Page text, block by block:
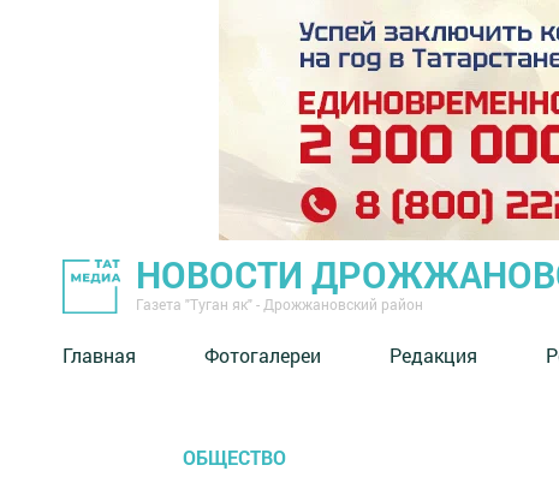
НОВОСТИ
Газета "Туган як" - Дрожжановский район
Главная Фотогалереи Редакция
ОБЩЕСТВО